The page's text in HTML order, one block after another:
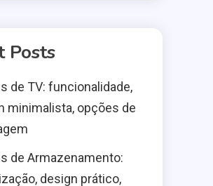
Posts
de TV: funcionalidade,
minimalista, opções de
de Armazenamento:
design prático,